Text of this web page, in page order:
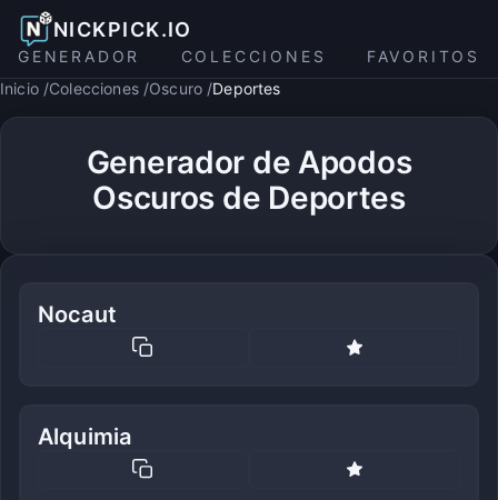
NICKPICK.IO
GENERADOR COLECCIONES
FAVORITOS
Inicio Colecciones Oscuro Deportes
Generador de Apodos
Oscuros de Deportes
Nocaut
Alquimia